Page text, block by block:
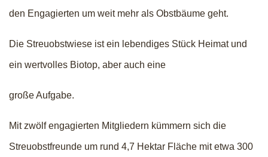
den Engagierten um weit mehr als Obstbäume geht.
Die Streuobstwiese ist ein lebendiges Stück Heimat und
ein wertvolles Biotop, aber auch eine
große Aufgabe.
Mit zwölf engagierten Mitgliedern kümmern sich die
Streuobstfreunde um rund 4,7 Hektar Fläche mit etwa 300